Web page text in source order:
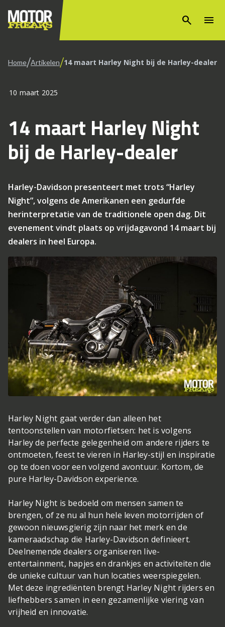
search menu
Home/Artikelen/14 maart Harley Night bij de Harley-dealer
10 maart 2025
14 maart Harley Night
bij de Harley-dealer
Harley-Davidson presenteert met trots “Harley
Night”, volgens de Amerikanen een gedurfde
herinterpretatie van de traditionele open dag. Dit
evenement vindt plaats op vrijdagavond 14 maart bij
dealers in heel Europa.
Harley Night gaat verder dan alleen het
tentoonstellen van motorfietsen: het is volgens
Harley de perfecte gelegenheid om andere rijders te
ontmoeten, feest te vieren in Harley-stijl en inspiratie
op te doen voor een volgend avontuur. Kortom, de
pure Harley-Davidson experience.
Harley Night is bedoeld om mensen samen te
brengen, of ze nu al hun hele leven motorrijden of
gewoon nieuwsgierig zijn naar het merk en de
kameraadschap die Harley-Davidson definieert.
Deelnemende dealers organiseren live-
entertainment, hapjes en drankjes en activiteiten die
de unieke cultuur van hun locaties weerspiegelen.
Met deze ingrediënten brengt Harley Night rijders en
liefhebbers samen in een gezamenlijke viering van
vrijheid en innovatie.